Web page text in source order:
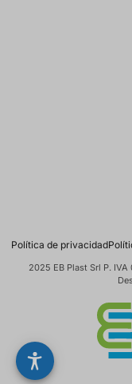
Política de privacidad
2025 EB Plast Srl P.